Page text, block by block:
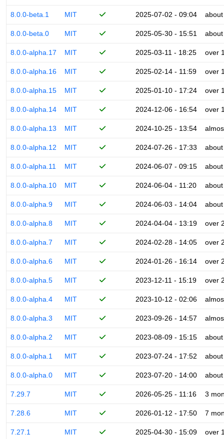
8.0.0-beta.1 MIT 2025-07-02 - 09:04
8.0.0-beta.0 MIT 2025-05-30 - 15:51
8.0.0-alpha.17 MIT 2025-03-11 - 18:25 over
8.0.0-alpha.16 MIT 2025-02-14 - 11:59 over
8.0.0-alpha.15 MIT 2025-01-10 - 17:24 over
8.0.0-alpha.14 MIT 2024-12-06 - 16:54 over
8.0.0-alpha.13 MIT 2024-10-25 - 13:54
8.0.0-alpha.12 MIT 2024-07-26 - 17:33
8.0.0-alpha.11 MIT 2024-06-07 - 09:15
8.0.0-alpha.10 MIT 2024-06-04 - 11:20
8.0.0-alpha.9 MIT 2024-06-03 - 14:04
8.0.0-alpha.8 MIT 2024-04-04 - 13:19 over
8.0.0-alpha.7 MIT 2024-02-28 - 14:05 over
8.0.0-alpha.6 MIT 2024-01-26 - 16:14 over
8.0.0-alpha.5 MIT 2023-12-11 - 15:19 over
8.0.0-alpha.4 MIT 2023-10-12 - 02:06
8.0.0-alpha.3 MIT 2023-09-26 - 14:57
8.0.0-alpha.2 MIT 2023-08-09 - 15:15
8.0.0-alpha.1 MIT 2023-07-24 - 17:52
8.0.0-alpha.0 MIT 2023-07-20 - 14:00
7.29.7 MIT 2026-05-25 - 11:16 3
7.28.6 MIT 2026-01-12 - 17:50 7
7.27.1 MIT 2025-04-30 - 15:09 over